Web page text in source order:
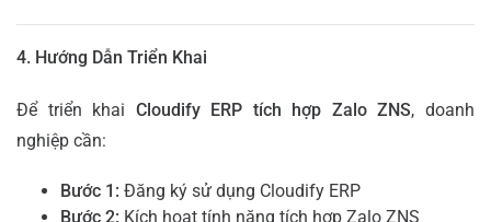
4. Hướng Dẫn Triển Khai
Để triển khai Cloudify ERP tích hợp Zalo ZNS, doanh
nghiệp cần:
Bước 1: Đăng ký sử dụng Cloudify ERP
Bước 2: Kích hoạt tính năng tích hợp Zalo ZNS